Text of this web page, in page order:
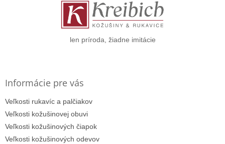
len príroda, žiadne imitácie
Informácie pre vás
Veľkosti rukavíc a palčiakov
Veľkosti kožušinovej obuvi
Veľkosti kožušinových čiapok
Veľkosti kožušinových odevov